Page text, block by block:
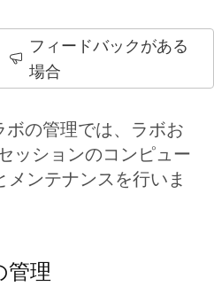
フィードバックがある
場合
の管理では、ラボお
ッションのコンピュー
ンテナンスを行いま
管理